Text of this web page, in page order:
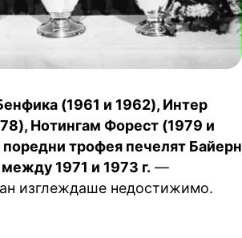
(1961 и 1962), Интер
Нотингам Форест (1979 и
трофея печелят Байерн
1971 и 1973 г. —
изглеждаше недостижимо.